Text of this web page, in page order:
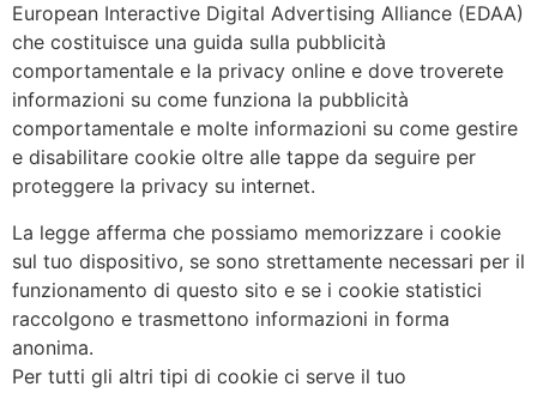
European Interactive Digital Advertising Alliance (EDAA)
che costituisce una guida sulla pubblicità
comportamentale e la privacy online e dove troverete
informazioni su come funziona la pubblicità
comportamentale e molte informazioni su come gestire
e disabilitare cookie oltre alle tappe da seguire per
proteggere la privacy su internet.
La legge afferma che possiamo memorizzare i cookie
sul tuo dispositivo, se sono strettamente necessari per il
funzionamento di questo sito e se i cookie statistici
raccolgono e trasmettono informazioni in forma
anonima.
Per tutti gli altri tipi di cookie ci serve il tuo